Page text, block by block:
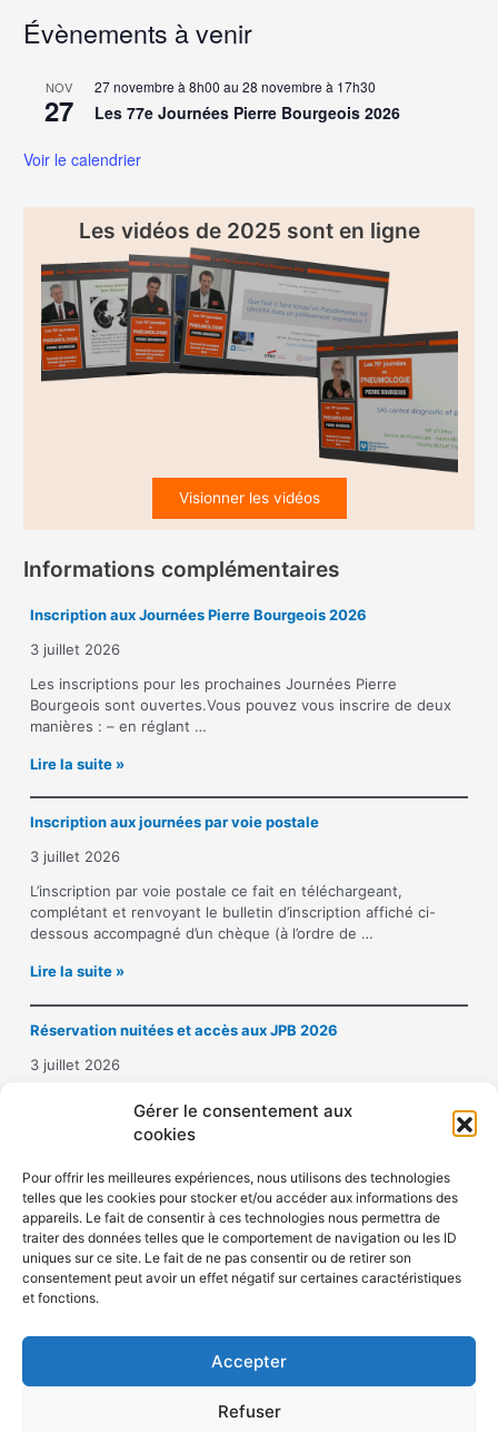
Gérer le consentement aux
cookies
Pour offrir les meilleures expériences, nous utilisons des technologies
telles que les cookies pour stocker et/ou accéder aux informations des
appareils. Le fait de consentir à ces technologies nous permettra de
traiter des données telles que le comportement de navigation ou les ID
uniques sur ce site. Le fait de ne pas consentir ou de retirer son
consentement peut avoir un effet négatif sur certaines caractéristiques
et fonctions.
Accepter
Refuser
Évènements à venir
NOV
27
27 novembre à 8h00 au28 novembre à 17h30
Les 77e Journées Pierre Bourgeois 2026
Voir le calendrier
Les vidéos de 2025 sont en ligne
Visionner les vidéos
Informations complémentaires
Inscription aux Journées Pierre Bourgeois 2026
3 juillet 2026
Les inscriptions pour les prochaines Journées Pierre
Bourgeois sont ouvertes.Vous pouvez vous inscrire de deux
manières : – en réglant …
I
c
r
p
t
i
n
x
J
e
s
P
r
e
Lire la suite »
Inscription aux journées par voie postale
3 juillet 2026
L’inscription par voie postale ce fait en téléchargeant,
complétant et renvoyant le bulletin d’inscription affiché ci-
dessous accompagné d’un chèque (à l’ordre de …
I
s
c
r
i
n
a
u
x
j
o
u
Lire la suite »
Réservation nuitées et accès aux JPB 2026
3 juillet 2026
75011 PARIS Tél. 01 43 14 43 50Mail : …
é
s
e
r
v
a
t
n